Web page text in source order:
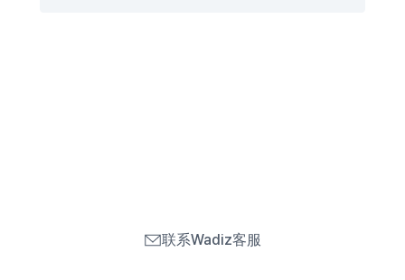
联系Wadiz客服